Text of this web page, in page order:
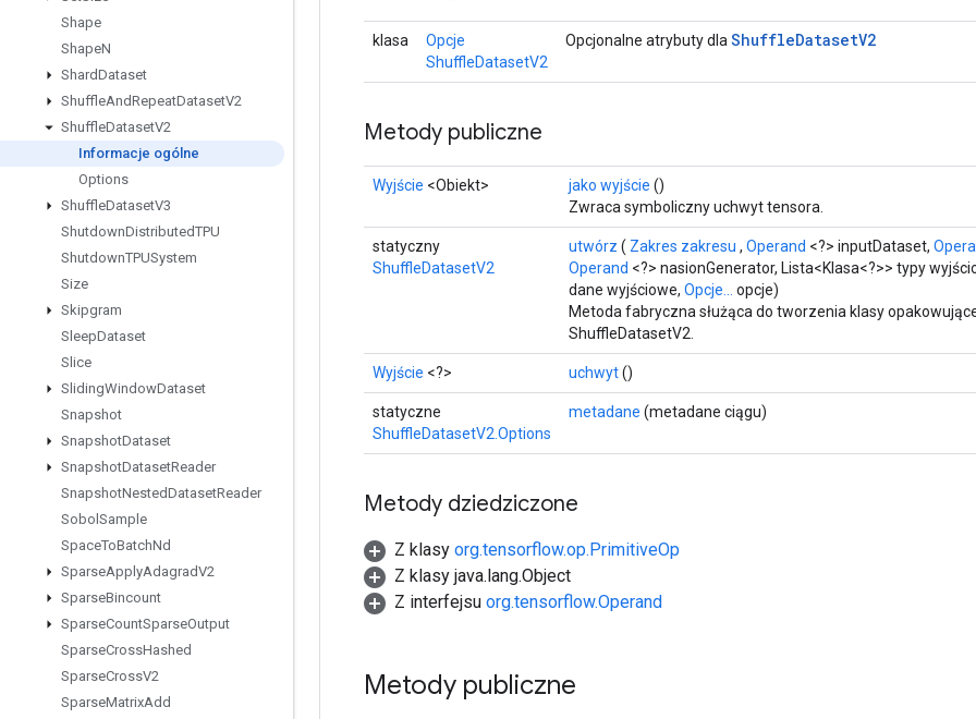
Shape
ShapeN
ShardDataset
ShuffleAndRepeatDatasetV2
ShuffleDatasetV2
Informacje ogólne
Options
ShuffleDatasetV3
ShutdownDistributedTPU
ShutdownTPUSystem
Size
Skipgram
SleepDataset
Slice
SlidingWindowDataset
Snapshot
SnapshotDataset
SnapshotDatasetReader
SnapshotNestedDatasetReader
Sobol Sample
SpaceToBatchNd
SparseApplyAdagradV2
SparseBincount
SparseCountSparseOutput
SparseCrossHashed
SparseCrossV2
SparseMatrixAdd
klasa
Opcje
ShuffleDatasetV2
Opcjonalne atrybuty dla ShuffleDatasetV2
Metody publiczne
Wyjście <Obiekt> jako wyjście ()
Zwraca symboliczny uchwyt tensora.
statyczny
ShuffleDatasetV2
utwórz ( Zakres zakresu , Operand <?> inputDataset,
Operand <?> nasionGenerator, Lista<Klasa<?>> typy
dane wyjściowe, Opcje...
opcje)
Metoda fabryczna służąca do tworzenia klasy
ShuffleDatasetV2.
Wyjście <?> uchwyt()
statyczne
ShuffleDatasetV2.Options
metadane (metadane ciągu)
Metody dziedziczone
Z klasy org.tensorflow.op.PrimitiveOp
Z klasy java.lang.Object
Z interfejsu org.tensorflow.Operand
Metody publiczne